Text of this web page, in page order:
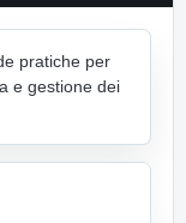
pratiche per
e gestione dei